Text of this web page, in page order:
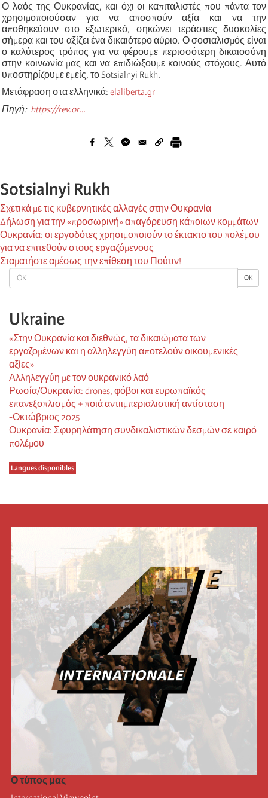
OK OK
Ukraine
«Στην Ουκρανία και διεθνώς, τα δικαιώματα των
εργαζομένων και η αλληλεγγύη αποτελούν οικουμενικές
αξίες»
Αλληλεγγύη με τον ουκρανικό λαό
Ρωσία/Ουκρανία: drones, φόβοι και ευρωπαϊκός
επανεξοπλισμός + ποιά αντιιμπεριαλιστική αντίσταση
-Οκτώβριος 2025
Ουκρανία: Σφυρηλάτηση συνδικαλιστικών δεσμών σε καιρό
πολέμου
Langues disponibles
Ο λαός της Ουκρανίας, και όχι οι καπιταλιστές που πάντα τον
χρησιμοποιούσαν για να αποσπούν αξία και να την
αποθηκεύουν στο εξωτερικό, σηκώνει τεράστιες δυσκολίες
σήμερα και του αξίζει ένα δικαιότερο αύριο. Ο σοσιαλισμός είναι
ο καλύτερος τρόπος για να φέρουμε περισσότερη δικαιοσύνη
στην κοινωνία μας και να επιδιώξουμε κοινούς στόχους. Αυτό
υποστηρίζουμε εμείς, το Sotsialnyi Rukh.
Μετάφραση στα ελληνικά: elaliberta.gr
Πηγή: https://rev.or…
Sotsialnyi Rukh
Σχετικά με τις κυβερνητικές αλλαγές στην Ουκρανία
Δήλωση για την «προσωρινή» απαγόρευση κάποιων κομμάτων
Ουκρανία: οι εργοδότες χρησιμοποιούν το έκτακτο του πολέμου
για να επιτεθούν στους εργαζόμενους
Σταματήστε αμέσως την επίθεση του Πούτιν!
Ο τύπος μας